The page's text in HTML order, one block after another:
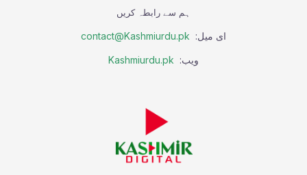
ہم سے رابطہ کریں
ای میل: contact@Kashmiurdu.pk
ویب: Kashmiurdu.pk